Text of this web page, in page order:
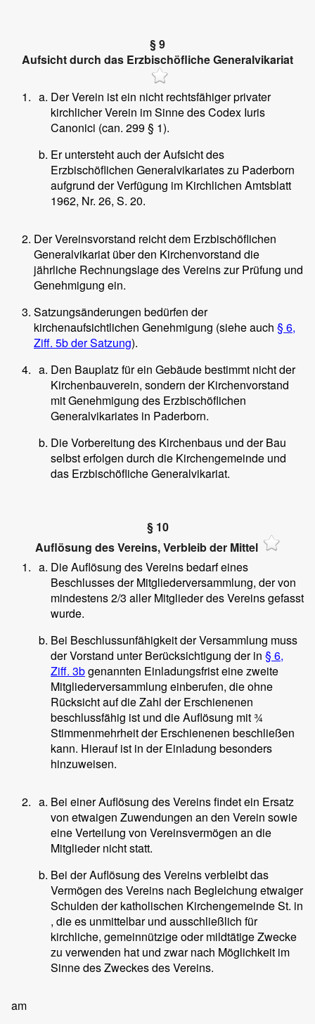
§ 9
Aufsicht durch das Erzbischöfliche Generalvikariat
Der Verein ist ein nicht rechtsfähiger privater
kirchlicher Verein im Sinne des Codex Iuris
Canonici (can. 299 § 1).
Er untersteht auch der Aufsicht des
Erzbischöflichen Generalvikariates zu Paderborn
aufgrund der Verfügung im Kirchlichen Amtsblatt
1962, Nr. 26, S. 20.
Der Vereinsvorstand reicht dem Erzbischöflichen
Generalvikariat über den Kirchenvorstand die
jährliche Rechnungslage des Vereins zur Prüfung und
Genehmigung ein.
Satzungsänderungen bedürfen der
kirchenaufsichtlichen Genehmigung (siehe auch § 6,
Ziff. 5b der Satzung).
Den Bauplatz für ein Gebäude bestimmt nicht der
Kirchenbauverein, sondern der Kirchenvorstand
mit Genehmigung des Erzbischöflichen
Generalvikariates in Paderborn.
Die Vorbereitung des Kirchenbaus und der Bau
selbst erfolgen durch die Kirchengemeinde und
das Erzbischöfliche Generalvikariat.
§ 10
Auflösung des Vereins, Verbleib der Mittel
Die Auflösung des Vereins bedarf eines
Beschlusses der Mitgliederversammlung, der von
mindestens 2/3 aller Mitglieder des Vereins gefasst
wurde.
Bei Beschlussunfähigkeit der Versammlung muss
der Vorstand unter Berücksichtigung der in § 6,
Ziff. 3bgenannten Einladungsfrist eine zweite
Mitgliederversammlung einberufen, die ohne
Rücksicht auf die Zahl der Erschienenen
beschlussfähig ist und die Auflösung mit ¾
Stimmenmehrheit der Erschienenen beschließen
kann. Hierauf ist in der Einladung besonders
hinzuweisen.
Bei einer Auflösung des Vereins findet ein Ersatz
von etwaigen Zuwendungen an den Verein sowie
eine Verteilung von Vereinsvermögen an die
Mitglieder nicht statt.
Bei der Auflösung des Vereins verbleibt das
Vermögen des Vereins nach Begleichung etwaiger
Schulden der katholischen Kirchengemeinde St. in
, die es unmittelbar und ausschließlich für
kirchliche, gemeinnützige oder mildtätige Zwecke
zu verwenden hat und zwar nach Möglichkeit im
Sinne des Zweckes des Vereins.
am